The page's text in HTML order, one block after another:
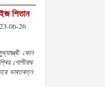
শিতান
06-26
কোন
গোপীনাথ
ভাৰতৰত্ন